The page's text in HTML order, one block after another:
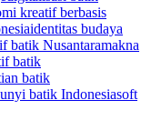
kreatif berbasis
identitas budaya
batik Nusantaramakna
batik
batik
batik Indonesiasoft